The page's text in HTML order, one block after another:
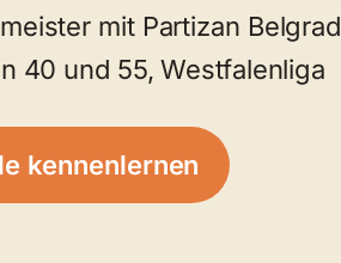
mit Partizan Belgrad
40 und 55, Westfalenliga
kennenlernen